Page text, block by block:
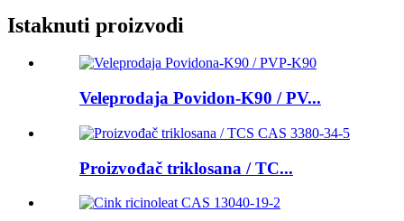
Istaknuti proizvodi
Veleprodaja Povidon-K90 / PV...
Proizvođač triklosana / TC...